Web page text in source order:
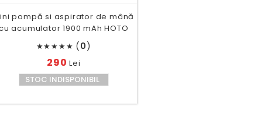
pompă si aspirator de mână
acumulator 1900 mAh HOTO
★★★★★ (0)
290Lei
STOC INDISPONIBIL